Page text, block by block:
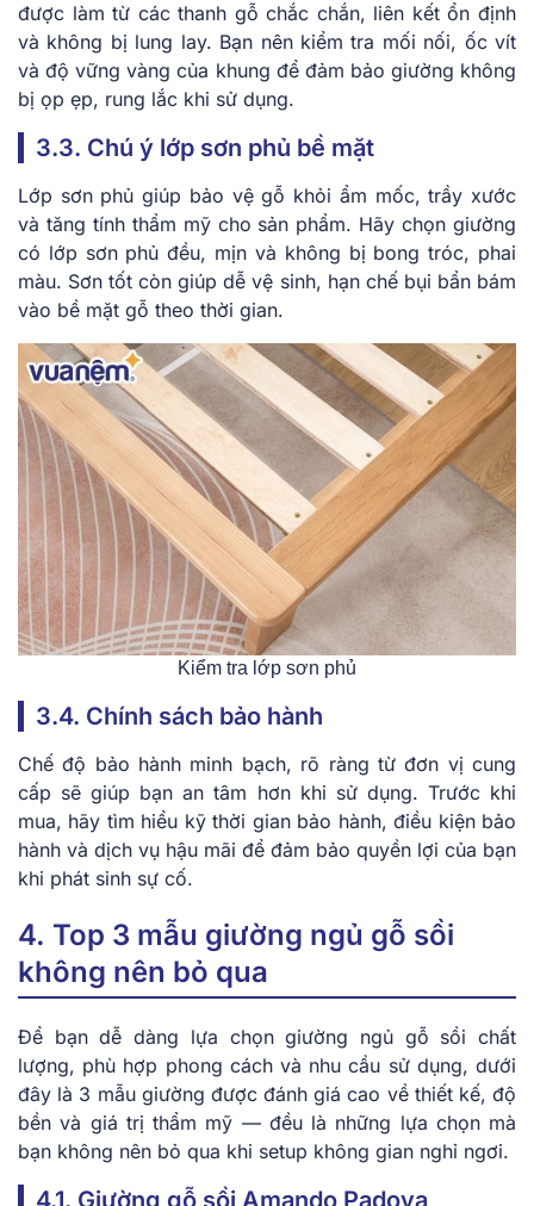
được làm từ các thanh gỗ chắc chắn, liên kết ổn định
và không bị lung lay. Bạn nên kiểm tra mối nối, ốc vít
và độ vững vàng của khung để đảm bảo giường không
bị ọp ẹp, rung lắc khi sử dụng.
3.3. Chú ý lớp sơn phủ bề mặt
Lớp sơn phủ giúp bảo vệ gỗ khỏi ẩm mốc, trầy xước
và tăng tính thẩm mỹ cho sản phẩm. Hãy chọn giường
có lớp sơn phủ đều, mịn và không bị bong tróc, phai
màu. Sơn tốt còn giúp dễ vệ sinh, hạn chế bụi bẩn bám
vào bề mặt gỗ theo thời gian.
Kiểm tra lớp sơn phủ
3.4. Chính sách bảo hành
Chế độ bảo hành minh bạch, rõ ràng từ đơn vị cung
cấp sẽ giúp bạn an tâm hơn khi sử dụng. Trước khi
mua, hãy tìm hiểu kỹ thời gian bảo hành, điều kiện bảo
hành và dịch vụ hậu mãi để đảm bảo quyền lợi của bạn
khi phát sinh sự cố.
4. Top 3 mẫu giường ngủ gỗ sồi
không nên bỏ qua
Để bạn dễ dàng lựa chọn giường ngủ gỗ sồi chất
lượng, phù hợp phong cách và nhu cầu sử dụng, dưới
đây là 3 mẫu giường được đánh giá cao về thiết kế, độ
bền và giá trị thẩm mỹ — đều là những lựa chọn mà
bạn không nên bỏ qua khi setup không gian nghỉ ngơi.